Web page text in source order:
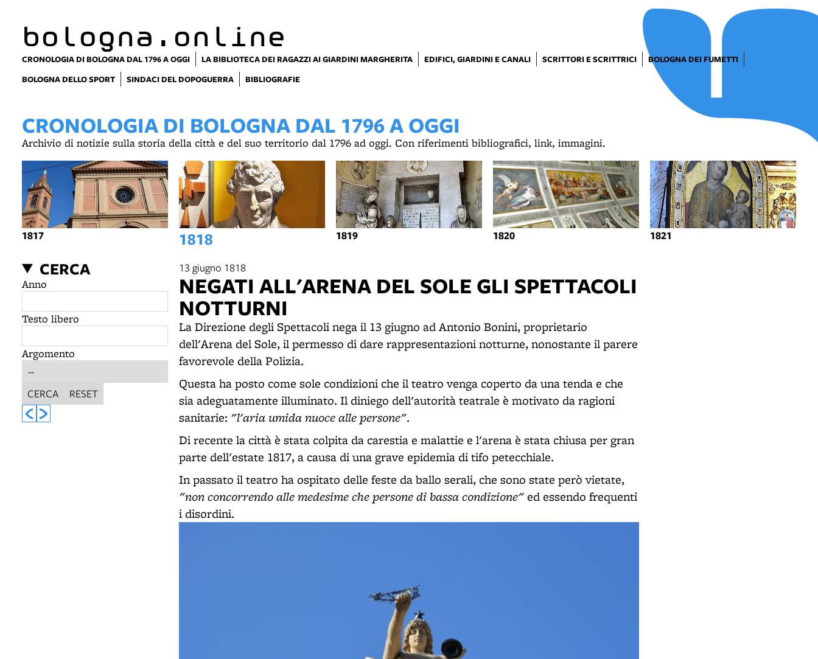
bologna.online
CRONOLOGIA DI BOLOGNA DAL 1796 A OGGI LA BIBLIOTECA DEI RAGAZZI AI GIARDINI MARGHERITA EDIFICI, GIARDINI E CANALI SCRITTORI E SCRITTRICI
BOLOGNA DEI FUMETTI
BOLOGNA DELLO SPORT
SINDACI DEL DOPOGUERRA BIBLIOGRAFIE
CRONOLOGIA DI BOLOGNA DAL 1796 A OGGI
Archivio di notizie sulla storia della città e del suo territorio dal 1796 ad oggi. Con riferimenti bibliografici, link, immagini.
1817 1818 1819 1820 1821
CERCA
Anno
Testo libero
Argomento
CERCA RESET
13 giugno 1818
NEGATI ALL'ARENA DEL SOLE GLI SPETTACOLI
NOTTURNI
La Direzione degli Spettacoli nega il 13 giugno ad Antonio Bonini, proprietario
dell'Arena del Sole, il permesso di dare rappresentazioni notturne, nonostante il parere
favorevole della Polizia.
Questa ha posto come sole condizioni che il teatro venga coperto da una tenda e che
sia adeguatamente illuminato. Il diniego dell'autorità teatrale è motivato da ragioni
sanitarie: "l'aria umida nuoce alle persone".
Di recente la città è stata colpita da carestia e malattie e l'arena è stata chiusa per gran
parte dell'estate 1817, a causa di una grave epidemia di tifo petecchiale.
In passato il teatro ha ospitato delle feste da ballo serali, che sono state però vietate,
"non concorrendo alle medesime che persone di bassa condizione" ed essendo frequenti
i disordini.